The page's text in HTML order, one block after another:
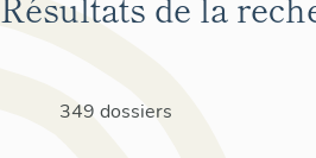
349 dossiers